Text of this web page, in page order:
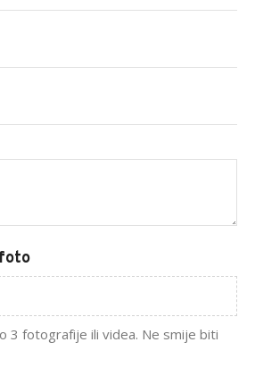
3 fotografije ili videa. Ne smije biti